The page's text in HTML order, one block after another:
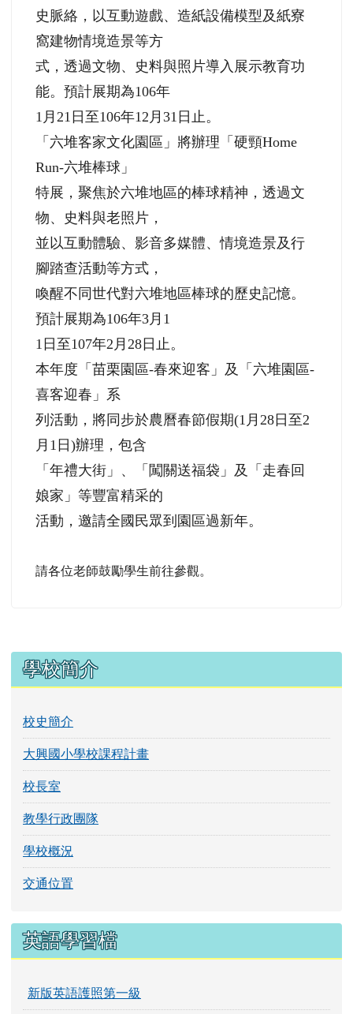
史脈絡，以互動遊戲、造紙設備模型及紙寮
窩建物情境造景等方
式，透過文物、史料與照片導入展示教育功
能。預計展期為106年
1月21日至106年12月31日止。
「六堆客家文化園區」將辦理「硬頸Home
Run-六堆棒球」
特展，聚焦於六堆地區的棒球精神，透過文
物、史料與老照片，
並以互動體驗、影音多媒體、情境造景及行
腳踏查活動等方式，
喚醒不同世代對六堆地區棒球的歷史記憶。
預計展期為106年3月1
1日至107年2月28日止。
本年度「苗栗園區-春來迎客」及「六堆園區-
喜客迎春」系
列活動，將同步於農曆春節假期(1月28日至2
月1日)辦理，包含
「年禮大街」、「闖關送福袋」及「走春回
娘家」等豐富精采的
活動，邀請全國民眾到園區過新年。
請各位老師鼓勵學生前往參觀。
左邊區域內容
學校簡介
校史簡介
大興國小學校課程計畫
校長室
教學行政團隊
學校概況
交通位置
英語學習檔
新版英語護照第一級